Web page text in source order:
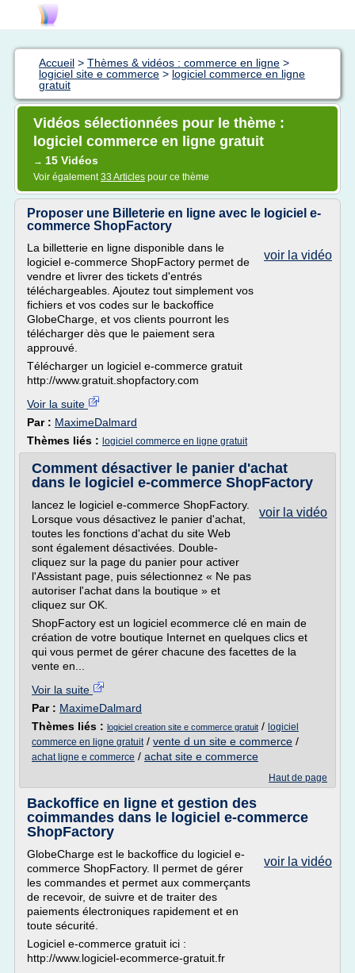
Accueil > Thèmes & vidéos : commerce en ligne >
logiciel site e commerce > logiciel commerce en ligne
gratuit
Vidéos sélectionnées pour le thème :
logiciel commerce en ligne gratuit
→ 15 Vidéos
Voir également33 Articles pour ce thème
Proposer une Billeterie en ligne avec le logiciel e-
commerce ShopFactory
voir la vidéo
La billetterie en ligne disponible dans le
logiciel e-commerce ShopFactory permet de
vendre et livrer des tickets d'entrés
téléchargeables. Ajoutez tout simplement vos
fichiers et vos codes sur le backoffice
GlobeCharge, et vos clients pourront les
télécharger dès que le paiement sera
approuvé.
Télécharger un logiciel e-commerce gratuit
http://www.gratuit.shopfactory.com
Voir la suite
Par : MaximeDalmard
Thèmes liés : logiciel commerce en ligne gratuit
Comment désactiver le panier d'achat
dans le logiciel e-commerce ShopFactory
voir la vidéo
lancez le logiciel e-commerce ShopFactory.
Lorsque vous désactivez le panier d'achat,
toutes les fonctions d'achat du site Web
sont également désactivées. Double-
cliquez sur la page du panier pour activer
l'Assistant page, puis sélectionnez « Ne pas
autoriser l'achat dans la boutique » et
cliquez sur OK.
ShopFactory est un logiciel ecommerce clé en main de
création de votre boutique Internet en quelques clics et
qui vous permet de gérer chacune des facettes de la
vente en...
Voir la suite
Par : MaximeDalmard
Thèmes liés : logiciel creation site e commerce gratuit / logiciel
commerce en ligne gratuit/ vente d un site e commerce /
achat ligne e commerce / achat site e commerce
Haut de page
Backoffice en ligne et gestion des
coimmandes dans le logiciel e-commerce
ShopFactory
voir la vidéo
GlobeCharge est le backoffice du logiciel e-
commerce ShopFactory. Il permet de gérer
les commandes et permet aux commerçants
de recevoir, de suivre et de traiter des
paiements électroniques rapidement et en
toute sécurité.
Logiciel e-commerce gratuit ici :
http://www.logiciel-ecommerce-gratuit.fr